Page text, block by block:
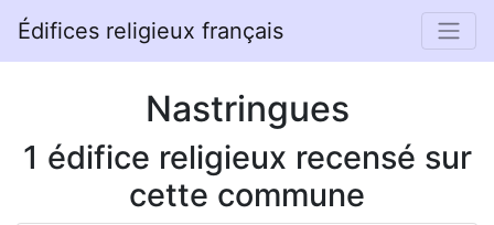
Édifices religieux français
Nastringues
1 édifice religieux recensé sur
cette commune